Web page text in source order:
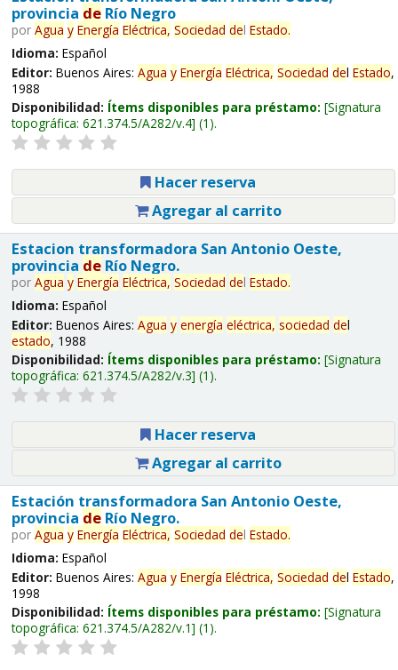
provincia deRío Negro
por Agua y Energía Eléctrica, Sociedad del Estado.
Idioma: Español
Editor: Buenos Aires: Agua y Energía Eléctrica, Sociedad del Estado,
1988
Disponibilidad: Ítems disponibles para préstamo: Signatura
topográfica: 621.374.5/A282/v.4 (1).
Hacer reserva
Agregar al carrito
Estacion transformadora San Antonio Oeste,
provincia deRío Negro.
por Agua y Energía Eléctrica, Sociedad del Estado.
Idioma: Español
Editor: Buenos Aires: Agua y energía eléctrica, sociedad del
estado, 1988
Disponibilidad: Ítems disponibles para préstamo: Signatura
topográfica: 621.374.5/A282/v.3 (1).
Hacer reserva
Agregar al carrito
Estación transformadora San Antonio Oeste,
provincia deRío Negro.
por Agua y Energía Eléctrica, Sociedad del Estado.
Idioma: Español
Editor: Buenos Aires: Agua y Energía Eléctrica, Sociedad del Estado,
1998
Disponibilidad: Ítems disponibles para préstamo: Signatura
topográfica: 621.374.5/A282/v.1 (1).